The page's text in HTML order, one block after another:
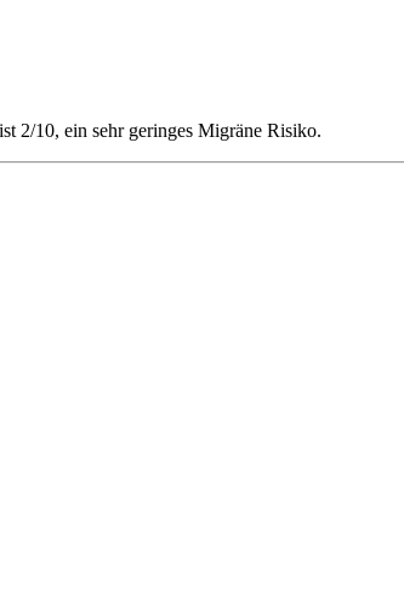
2/10, ein sehr geringes Migräne Risiko.